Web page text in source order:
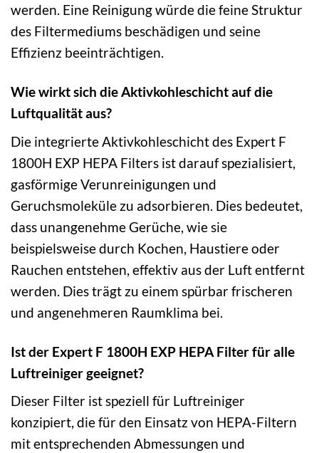
werden. Eine Reinigung würde die feine Struktur
des Filtermediums beschädigen und seine
Effizienz beeinträchtigen.
Wie wirkt sich die Aktivkohleschicht auf die
Luftqualität aus?
Die integrierte Aktivkohleschicht des Expert F
1800H EXP HEPA Filters ist darauf spezialisiert,
gasförmige Verunreinigungen und
Geruchsmoleküle zu adsorbieren. Dies bedeutet,
dass unangenehme Gerüche, wie sie
beispielsweise durch Kochen, Haustiere oder
Rauchen entstehen, effektiv aus der Luft entfernt
werden. Dies trägt zu einem spürbar frischeren
und angenehmeren Raumklima bei.
Ist der Expert F 1800H EXP HEPA Filter für alle
Luftreiniger geeignet?
Dieser Filter ist speziell für Luftreiniger
konzipiert, die für den Einsatz von HEPA-Filtern
mit entsprechenden Abmessungen und